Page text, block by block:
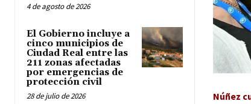
4 de agosto de 2026
El Gobierno incluye a
cinco municipios de
Ciudad Real entre las
211 zonas afectadas
por emergencias de
protección civil
28 de julio de 2026
Núñez